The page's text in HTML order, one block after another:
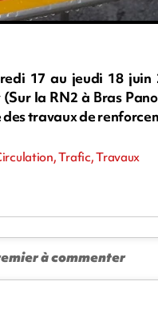
17 au jeudi 18
la RN2 à Bras
travaux de
Trafic, Travaux